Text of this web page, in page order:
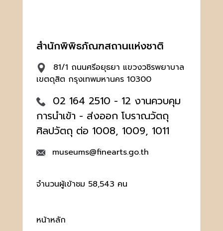
สำนักพิพิธภัณฑสถานเเห่งชาติ
81/1 ถนนศรีอยุธยา แขวงวชิรพยาบาล
เขตดุสิต กรุงเทพมหานคร 10300
02 164 2510 - 12 งานควบคุม
การนำเข้า - ส่งออก โบราณวัตถุ
ศิลปวัตถุ ต่อ 1008, 1009, 1011
museums@finearts.go.th
จำนวนผู้เข้าชม 58,543 คน
หน้าหลัก